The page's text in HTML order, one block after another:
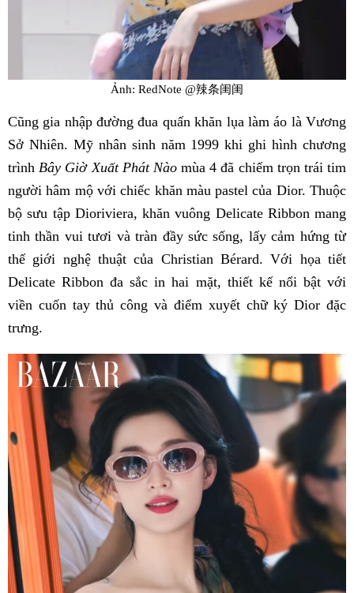
Ảnh: RedNote @辣条闺闺
Cũng gia nhập đường đua quấn khăn lụa làm áo là Vương
Sở Nhiên. Mỹ nhân sinh năm 1999 khi ghi hình chương
trìnhBây Giờ Xuất Phát Nàomùa 4 đã chiếm trọn trái tim
người hâm mộ với chiếc khăn màu pastel của Dior. Thuộc
bộ sưu tập Dioriviera, khăn vuông Delicate Ribbon mang
tinh thần vui tươi và tràn đầy sức sống, lấy cảm hứng từ
thế giới nghệ thuật của Christian Bérard. Với họa tiết
Delicate Ribbon đa sắc in hai mặt, thiết kế nổi bật với
viền cuốn tay thủ công và điểm xuyết chữ ký Dior đặc
trưng.